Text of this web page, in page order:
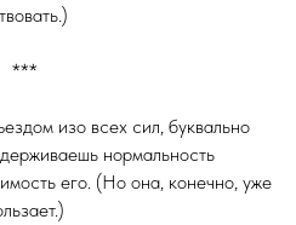
***
изо всех сил, буквально
нормальность
его. (Но она, конечно, уже